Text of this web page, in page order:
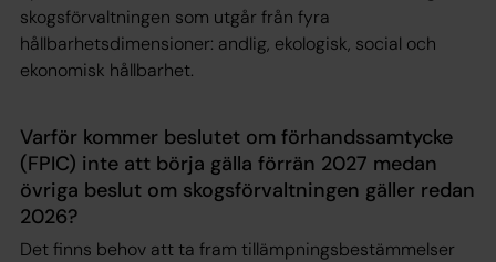
skogsförvaltningen som utgår från fyra
hållbarhetsdimensioner: andlig, ekologisk, social och
ekonomisk hållbarhet.
Varför kommer beslutet om förhandssamtycke
(FPIC) inte att börja gälla förrän 2027 medan
övriga beslut om skogsförvaltningen gäller redan
2026?
Det finns behov att ta fram tillämpningsbestämmelser